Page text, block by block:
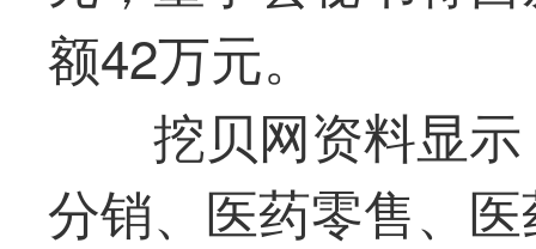
额42万元。
挖贝网资料显
分销、医药零售、